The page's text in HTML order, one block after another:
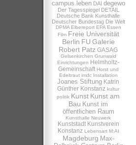
campus.leben DAI degewo
Der Tagesspiegel DETAIL
Deutsche Bank Kunsthalle
Deutscher Bundestag Die Welt
DPMA Elbereport EPA Essen
Film Freie Universität
Berlin FU Galerie
Robert Patz GASAG
Gelsenkirchen Grunwald
Einrichtungen Helmholtz-
Gemeinschaft Horst und
Edeltraut imdc Installation
Joanes Stiftung Katrin
Günther Konstanz kultur
politik Kunst Kunst am
Bau Kunst im
öffentlichen Raum
Kunsthalle Neuwerk
Kunststadt Kunstverein
Konstanz Lebensart M:AI
Magdeburg Max-